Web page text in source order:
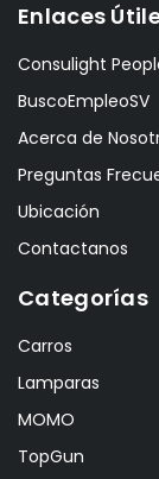
Enlaces
Consulight
BuscoEmpleoSV
Acerca de
Preguntas
Ubicación
Contactanos
Categorías
Carros
Lamparas
MOMO
TopGun